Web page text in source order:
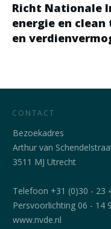
Richt Nationale
energie en
en
CONTACT
Bezoekadres
Arthur van
3511 MJ Utrecht
Telefoon +31 (0)30 - 23
Persvoorlichting 06 - 14
www.nvde.nl